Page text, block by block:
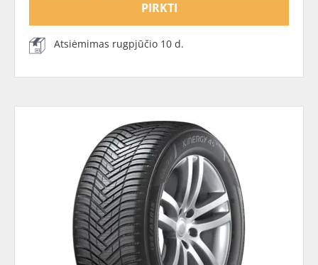
PIRKTI
Atsiėmimas rugpjūčio 10 d.